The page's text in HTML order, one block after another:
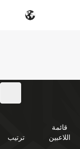
قائمة
اللاعبين
ترتيب